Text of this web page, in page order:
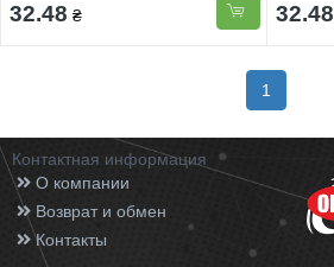
32.48 ₴ 32.48
1
Контактная информация
О компании
Возврат и обмен
Контакты